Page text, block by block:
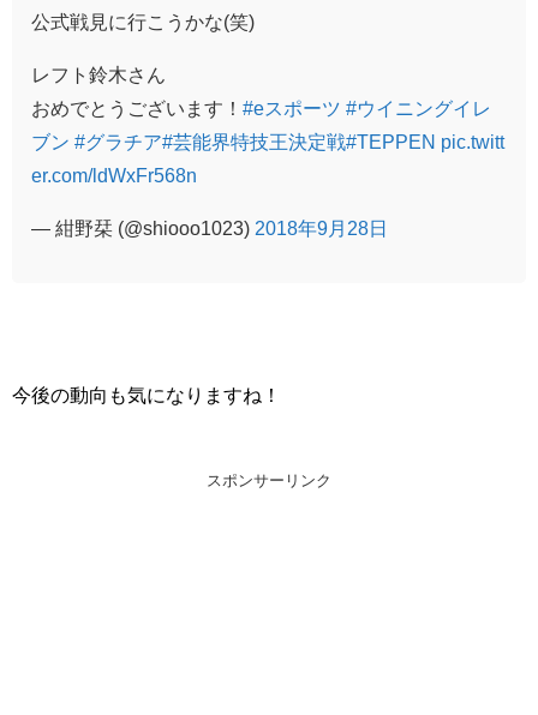
公式戦見に行こうかな(笑)
レフト鈴木さん
おめでとうございます！ #eスポーツ #ウイニングイレ
ブン #グラチア#芸能界特技王決定戦#TEPPEN pic.twitt
er.com/ldWxFr568n
— 紺野栞 (@shiooo1023) 2018年9月28日
今後の動向も気になりますね！
スポンサーリンク